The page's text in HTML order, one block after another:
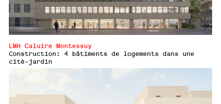
LMH Caluire Montessuy
Construction: 4 bâtiments de logements dans une
cité-jardin